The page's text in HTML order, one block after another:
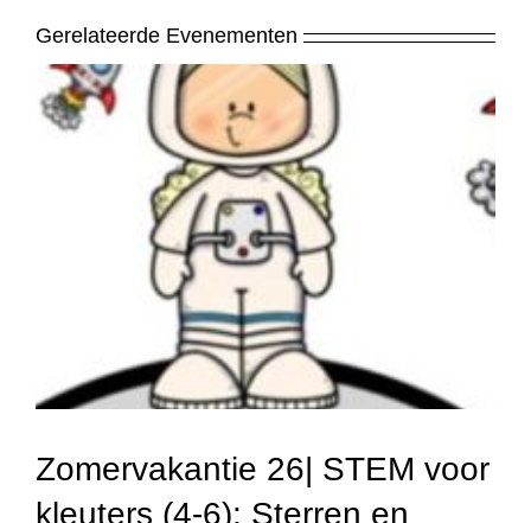
Gerelateerde Evenementen
Zomervakantie 26| STEM voor
kleuters (4-6): Sterren en